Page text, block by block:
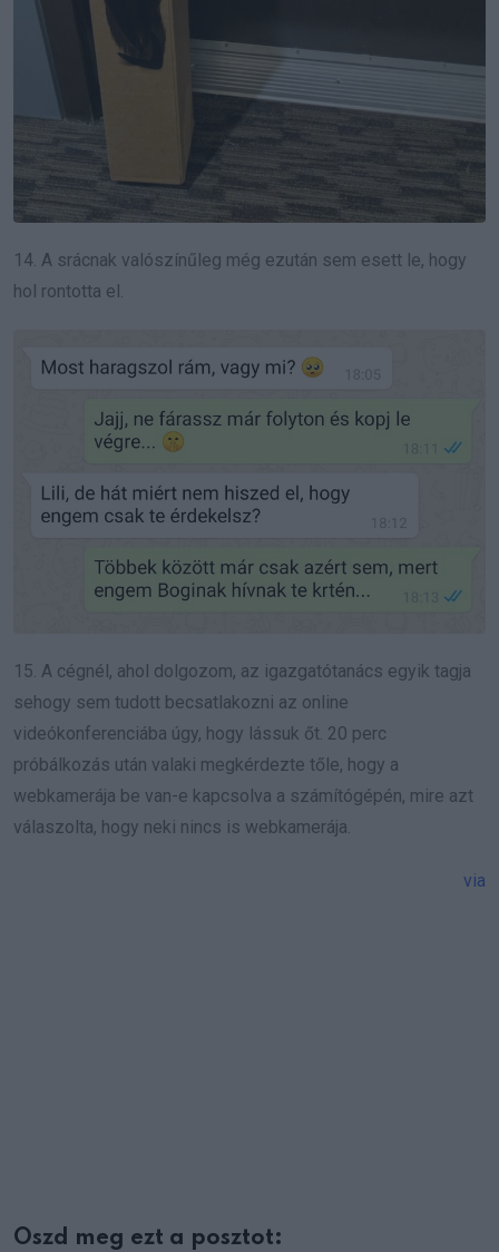
14. A srácnak valószínűleg még ezután sem esett le, hogy
hol rontotta el.
15. A cégnél, ahol dolgozom, az igazgatótanács egyik tagja
sehogy sem tudott becsatlakozni az online
videókonferenciába úgy, hogy lássuk őt. 20 perc
próbálkozás után valaki megkérdezte tőle, hogy a
webkamerája be van-e kapcsolva a számítógépén, mire azt
válaszolta, hogy neki nincs is webkamerája.
via
Oszd meg ezt a posztot: